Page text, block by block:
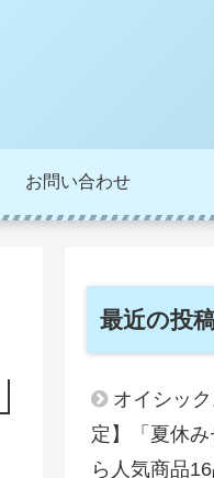
お問い合わせ
最近の投
オイシッ
定】「夏休
ら人気商品